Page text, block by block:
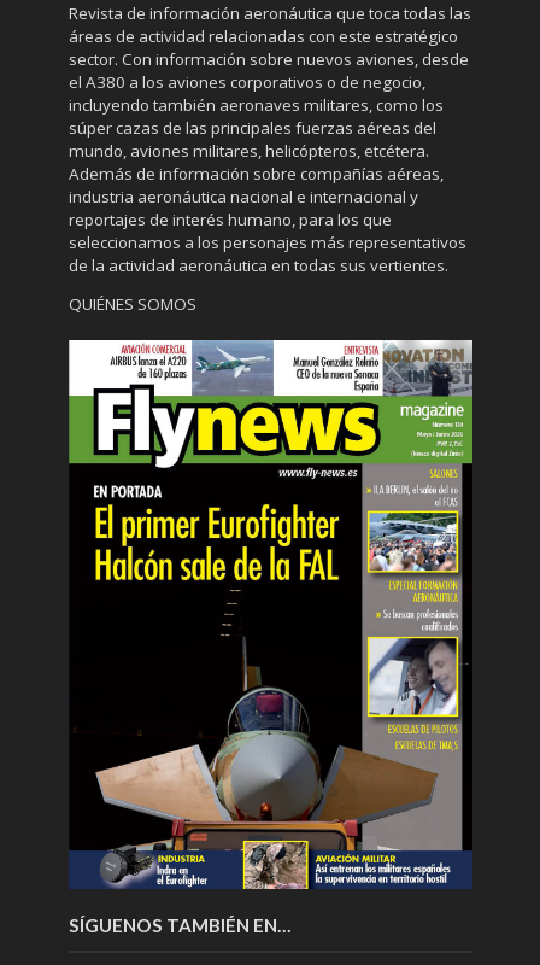
Revista de información aeronáutica que toca todas las
áreas de actividad relacionadas con este estratégico
sector. Con información sobre nuevos aviones, desde
el A380 a los aviones corporativos o de negocio,
incluyendo también aeronaves militares, como los
súper cazas de las principales fuerzas aéreas del
mundo, aviones militares, helicópteros, etcétera.
Además de información sobre compañías aéreas,
industria aeronáutica nacional e internacional y
reportajes de interés humano, para los que
seleccionamos a los personajes más representativos
de la actividad aeronáutica en todas sus vertientes.
QUIÉNES SOMOS
SÍGUENOS TAMBIÉN EN…